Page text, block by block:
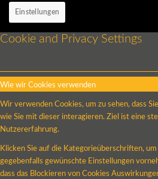
Einstellungen
Cookie and Privacy Settings
Wie wir Cookies verwenden
Wir verwenden Cookies, um zu sehen, dass
wie Sie mit dieser interagieren. Ziel ist eine
Nutzererfahrung.
Klicken Sie auf die Kategorieüberschriften,
gegebenfalls gewünschte Einstellungen
dass das Blockieren von Cookies